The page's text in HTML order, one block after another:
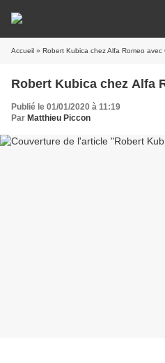
Accueil » Robert Kubica chez Alfa Romeo avec
Robert Kubica chez Alfa
Publié le 01/01/2020 à 11:19
Par Matthieu Piccon